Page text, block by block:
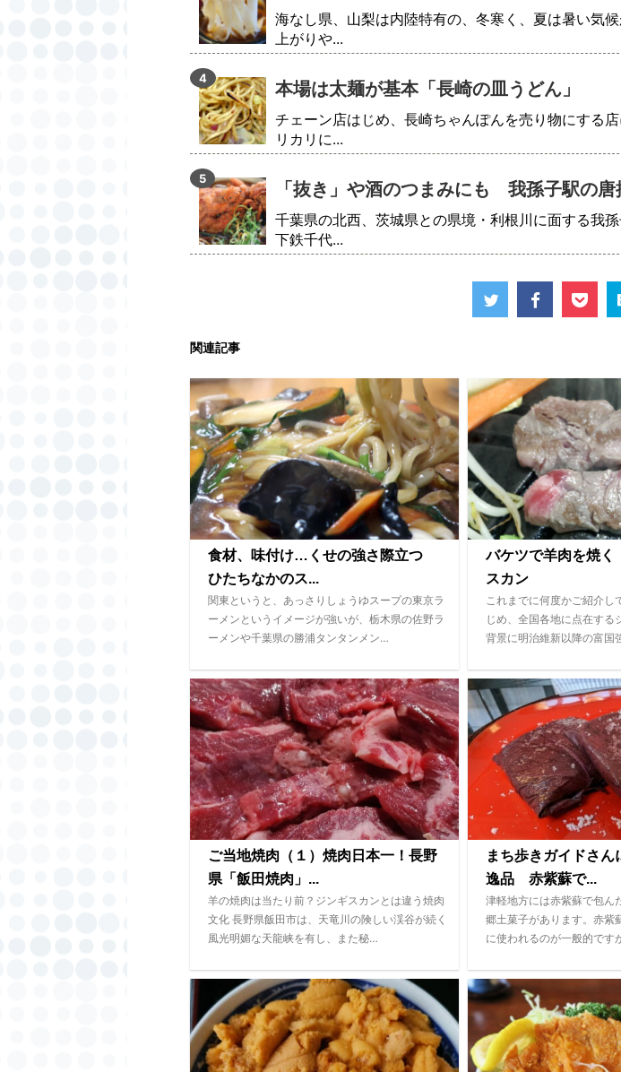
海なし県、山梨は内陸特有の、冬寒く、夏は暑い気
上がりや...
本場は太麺が基本「長崎の皿うどん」
チェーン店はじめ、長崎ちゃんぽんを売り物にする
リカリに...
「抜き」や酒のつまみにも 我孫子駅の唐
千葉県の北西、茨城県との県境・利根川に面する我
下鉄千代...
関連記事
食材、味付け…くせの強さ際立つ
ひたちなかのス...
関東というと、あっさりしょうゆスープの東京ラ
ーメンというイメージが強いが、栃木県の佐野ラ
ーメンや千葉県の勝浦タンタンメン…
バケツで羊肉を焼
スカン
これまでに何度かご紹介し
じめ、全国各地に点在する
背景に明治維新以降の富国
ご当地焼肉（１）焼肉日本一！長野
県「飯田焼肉」...
羊の焼肉は当たり前？ジンギスカンとは違う焼肉
文化 長野県飯田市は、天竜川の険しい渓谷が続く
風光明媚な天龍峡を有し、また秘…
まち歩きガイドさん
逸品 赤紫蘇で...
津軽地方には赤紫蘇で包ん
郷土菓子があります。赤紫
に使われるのが一般的です